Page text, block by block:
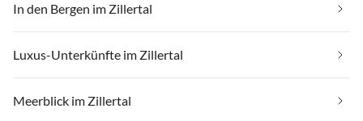
In den Bergen im Zillertal
Luxus-Unterkünfte im Zillertal
Meerblick im Zillertal